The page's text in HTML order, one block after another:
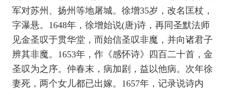
军对苏州、扬州等地屠城。徐增35岁，改名匡杖，
字瀑悬。1648年，徐增始说(唐)诗，再同圣默法师
见金圣叹于贯华堂，而始信圣叹非魔，并向诸君子
辨其非魔。1653年，作《感怀诗》四百二十首，金
圣叹为之序。仲春末，病加剧，益以他病。次年徐
妻死，两个女儿都已出嫁。1657年，记录说诗内